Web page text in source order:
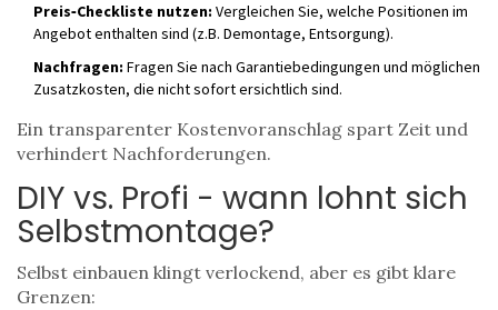
Preis‑Checkliste nutzen: Vergleichen Sie, welche Positionen im
Angebot enthalten sind (z.B. Demontage, Entsorgung).
Nachfragen: Fragen Sie nach Garantiebedingungen und möglichen
Zusatzkosten, die nicht sofort ersichtlich sind.
Ein transparenter Kostenvoranschlag spart Zeit und
verhindert Nachforderungen.
DIY vs. Profi - wann lohnt sich
Selbstmontage?
Selbst einbauen klingt verlockend, aber es gibt klare
Grenzen: